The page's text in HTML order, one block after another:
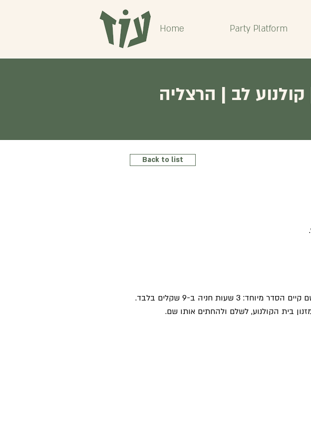
Home Party Platform
לב | הרצליה
Back to list
חניה ב-9 שקלים בלבד.
בית הקולנוע, לשלם ולהחתים אותו שם.